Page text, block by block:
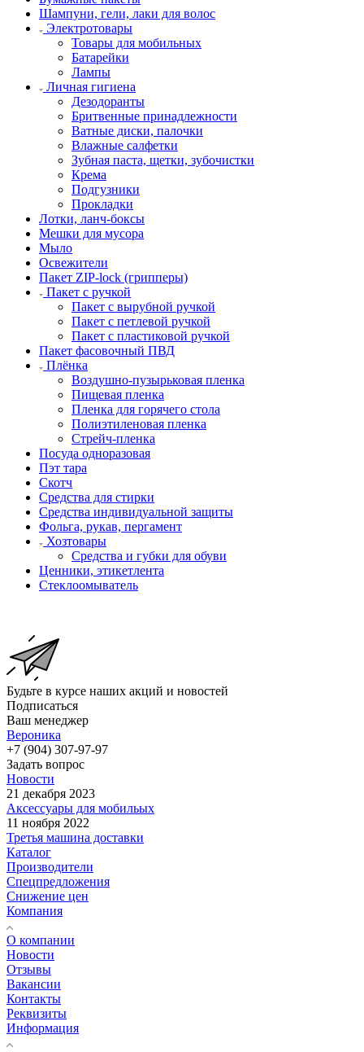
Шампуни, гели, лаки для волос
Электротовары
Товары для мобильных
Батарейки
Лампы
Личная гигиена
Дезодоранты
Бритвенные принадлежности
Ватные диски, палочки
Влажные салфетки
Зубная паста, щетки, зубочистки
Крема
Подгузники
Прокладки
Лотки, ланч-боксы
Мешки для мусора
Мыло
Освежители
Пакет ZIP-lock (грипперы)
Пакет с ручкой
Пакет с вырубной ручкой
Пакет с петлевой ручкой
Пакет с пластиковой ручкой
Пакет фасовочный ПВД
Плёнка
Воздушно-пузырьковая пленка
Пищевая пленка
Пленка для горячего стола
Полиэтиленовая пленка
Стрейч-пленка
Посуда одноразовая
Пэт тара
Скотч
Средства для стирки
Средства индивидуальной защиты
Фольга, рукав, пергамент
Хозтовары
Средства и губки для обуви
Ценники, этикетлента
Стеклоомыватель
Будьте в курсе наших акций и новостей
Подписаться
Ваш менеджер
Вероника
+7 (904) 307-97-97
Задать вопрос
Новости
21 декабря 2023
Аксессуары для мобильых
11 ноября 2022
Третья машина доставки
Каталог
Производители
Спецпредложения
Снижение цен
Компания
О компании
Новости
Отзывы
Вакансии
Контакты
Реквизиты
Информация